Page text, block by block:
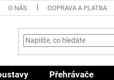
O NÁS DOPRAVA A PLATBA
Přehrávače